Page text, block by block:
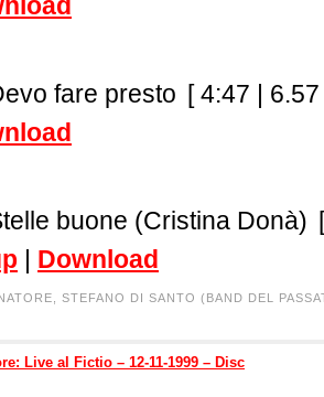
fare presto [ 4:47 |
buone (Cristina Donà)
| Download
STEFANO DI SANTO (BAND DEL
Live al Fictio – 12-11-1999 – Disc